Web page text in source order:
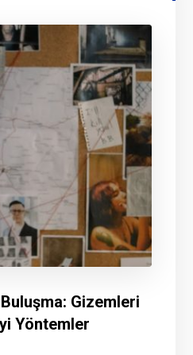
Gizemleri
Yöntemler